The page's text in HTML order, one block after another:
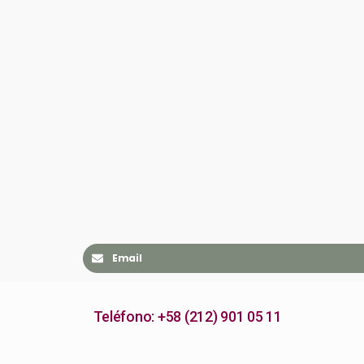
Email
Teléfono: +58 (212) 901 05 11